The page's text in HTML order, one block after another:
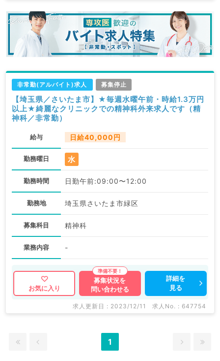
非常勤(アルバイト)求人 募集停止
【埼玉県／さいたま市】★毎週水曜午前・時給1.3万円
以上★綺麗なクリニックでの精神科外来求人です（精
神科／非常勤）
給与 日給40,000円
勤務曜日 水
勤務時間 日勤午前:09:00〜12:00
勤務地 埼玉県さいたま市緑区
募集科目 精神科
業務内容 -
お気に入り
募集状況を
問い合わせる
詳細を
見る
求人更新日 : 2023/12/11 求人No. : 647754
1